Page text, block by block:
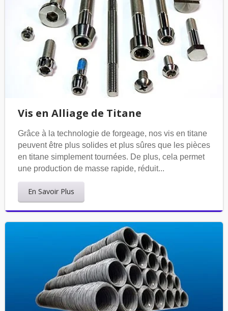
Vis en Alliage de Titane
Grâce à la technologie de forgeage, nos vis en titane
peuvent être plus solides et plus sûres que les pièces
en titane simplement tournées. De plus, cela permet
une production de masse rapide, réduit...
En Savoir Plus